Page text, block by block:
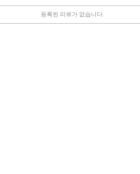
등록된 리뷰가 없습니다.